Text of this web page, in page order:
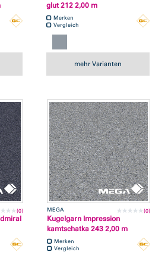
glut 212 2,00 m
Merken
Vergleich
mehr Varianten
(0) MEGA (0)
Kugelgarn Impression
kamtschatka 243 2,00 m
Merken
Vergleich